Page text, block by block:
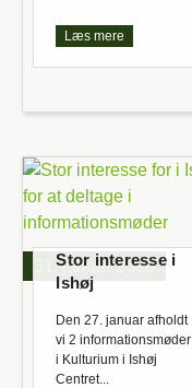
Læs mere
31. januar 2020
Stor interesse i
Ishøj
Den 27. januar afholdt
vi 2 informationsmøder
i Kulturium i Ishøj
Centret...